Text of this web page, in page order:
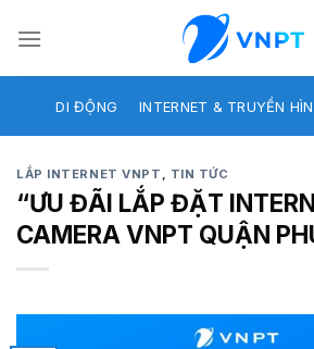
DI ĐỘNG INTERNET & TRUYỀN
LẮP INTERNET VNPT , TIN TỨC
“ƯU ĐÃI LẮP ĐẶT
CAMERA VNPT QUẬN